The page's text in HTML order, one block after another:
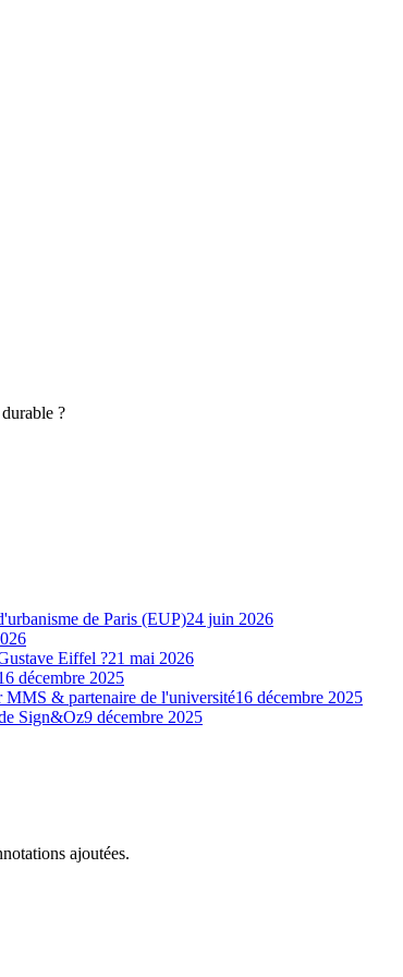
?
de Paris (EUP)24 juin 2026
Eiffel ?21 mai 2026
décembre 2025
MMS & partenaire de l'université16 décembre 2025
Sign&Oz9 décembre 2025
ajoutées.